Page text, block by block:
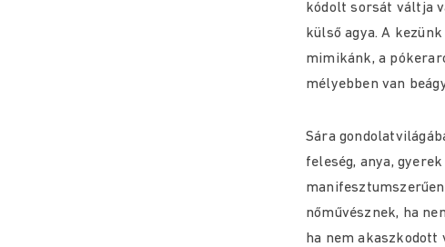
kódolt sorsát váltja
külső agya. A
mimikánk, a
mélyebben van
Sára
feleség, anya,
nőművésznek, ha
ha nem akaszkodott